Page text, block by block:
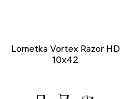
Lornetka Vortex Razor HD
10x42